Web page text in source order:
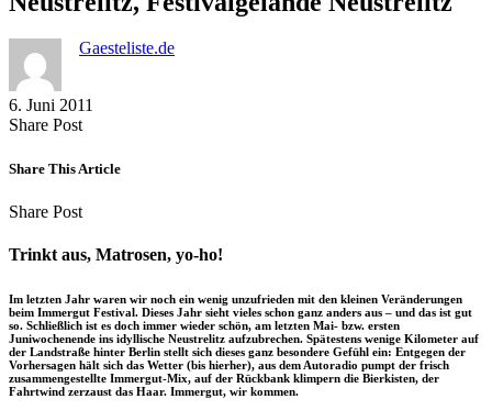
Gaesteliste.de
6. Juni 2011
Share PostShare
Facebook
Copy
to
Send
via
Share This Article
Share PostShare
Facebook
Copy
to
Send
via
Trinkt aus, Matrosen, yo-ho!
Im letzten Jahr waren wir noch ein wenig unzufrieden mit den kleinen Veränderungen
beim Immergut Festival. Dieses Jahr sieht vieles schon ganz anders aus – und das ist gut
so. Schließlich ist es doch immer wieder schön, am letzten Mai- bzw. ersten
Juniwochenende ins idyllische Neustrelitz aufzubrechen. Spätestens wenige Kilometer auf
der Landstraße hinter Berlin stellt sich dieses ganz besondere Gefühl ein: Entgegen der
Vorhersagen hält sich das Wetter (bis hierher), aus dem Autoradio pumpt der frisch
zusammengestellte Immergut-Mix, auf der Rückbank klimpern die Bierkisten, der
Fahrtwind zerzaust das Haar. Immergut, wir kommen.